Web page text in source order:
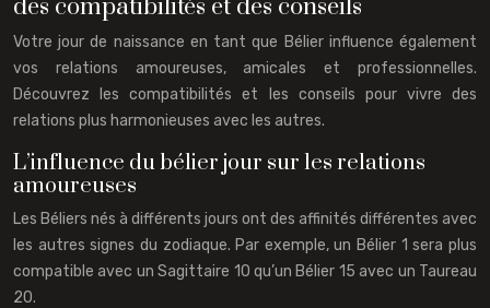
des compatibilités et des conseils
Votre jour de naissance en tant que Bélier influence également
vos relations amoureuses, amicales et professionnelles.
Découvrez les compatibilités et les conseils pour vivre des
relations plus harmonieuses avec les autres.
L’influence du bélier jour sur les relations
amoureuses
Les Béliers nés à différents jours ont des affinités différentes avec
les autres signes du zodiaque. Par exemple, un Bélier 1 sera plus
compatible avec un Sagittaire 10 qu’un Bélier 15 avec un Taureau
20.